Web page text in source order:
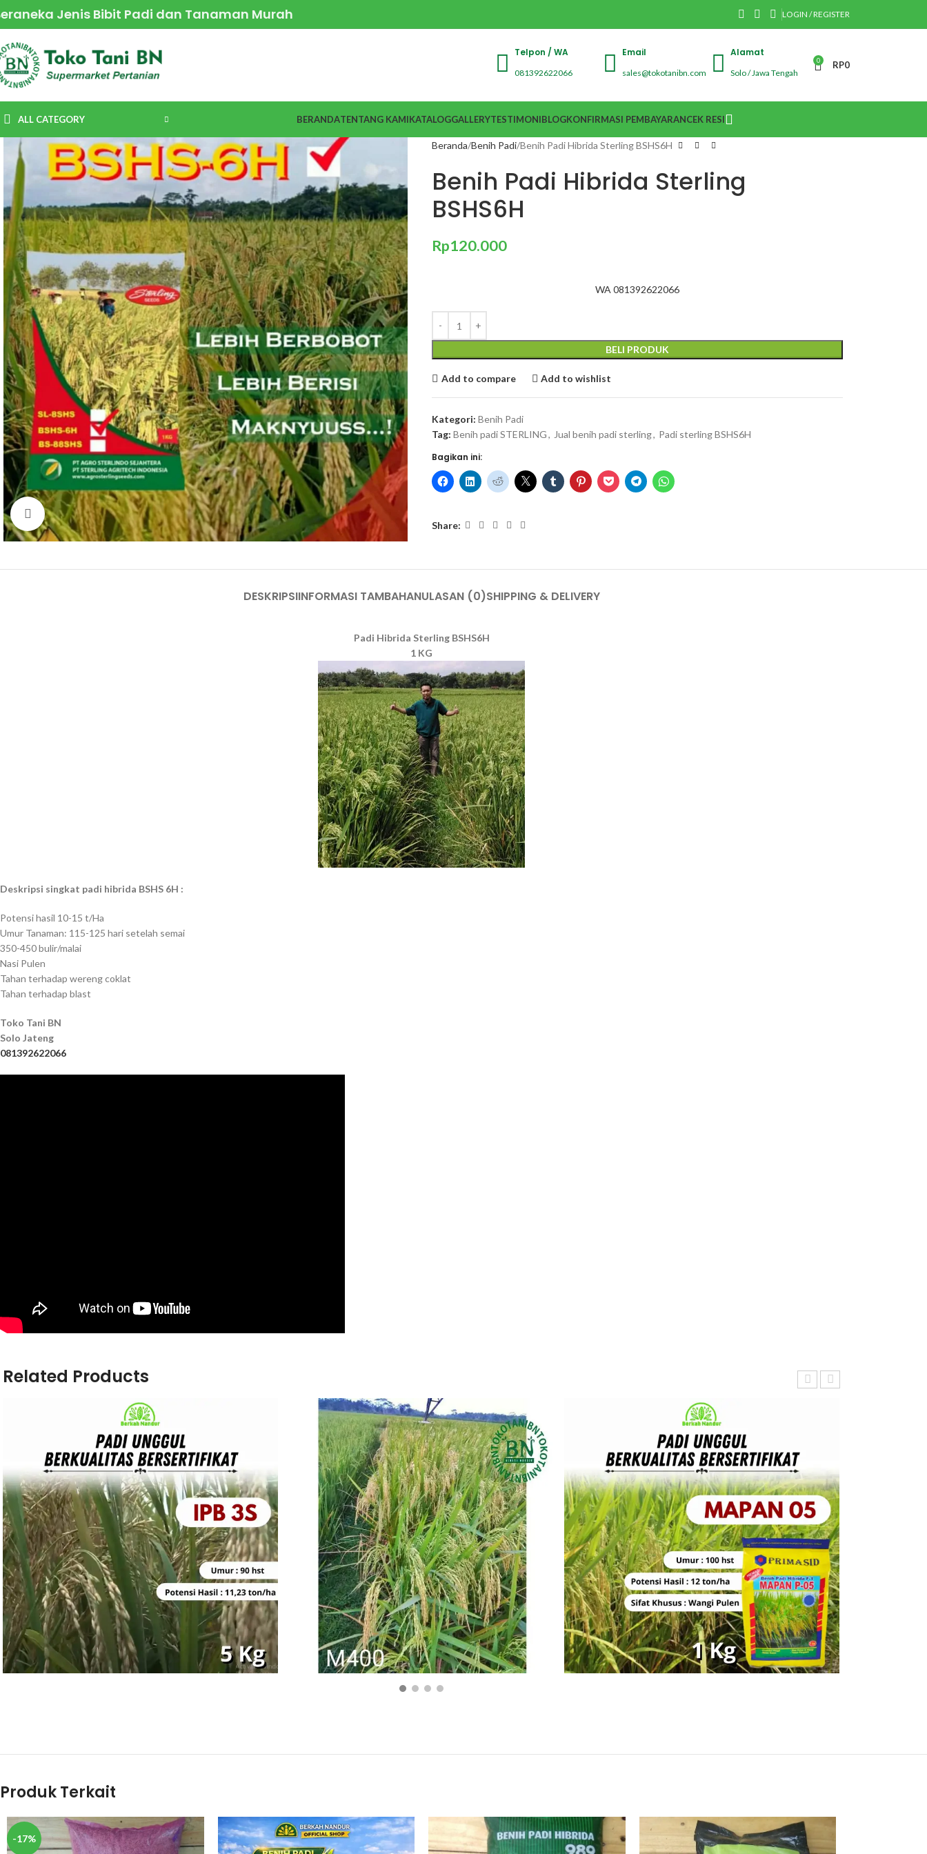
Jenis Bibit Padi dan Tanaman Murah LOGIN / REGISTER
Telpon / WA
081392622066
Email
sales@tokotanibn.com
Alamat
Solo / Jawa Tengah
0 RP0
ALL CATEGORY BERANDATENTANG KAMIKATALOGGALLERYTESTIMONIBLOGKONFIRMASI PEMBAYARANCEK RESI
Click to enlarge
Beranda Benih Padi Benih Padi Hibrida Sterling BSHS6H
Benih Padi Hibrida Sterling
BSHS6H
Rp120.000
WA 081392622066
BELI PRODUK
Add to compare Add to wishlist
Kategori: Benih Padi
Tag: Benih padi STERLING, Jual benih padi sterling, Padi sterling BSHS6H
Bagikan ini:
Share:
DESKRIPSIINFORMASI TAMBAHANULASAN (0)SHIPPING & DELIVERY
Padi Hibrida Sterling BSHS6H
1 KG
Deskripsi singkat padi hibrida BSHS 6H :
Potensi hasil 10-15 t/Ha
Umur Tanaman: 115-125 hari setelah semai
350-450 bulir/malai
Nasi Pulen
Tahan terhadap wereng coklat
Tahan terhadap blast
Toko Tani BN
Solo Jateng
081392622066
Related Products
Produk Terkait
-17%